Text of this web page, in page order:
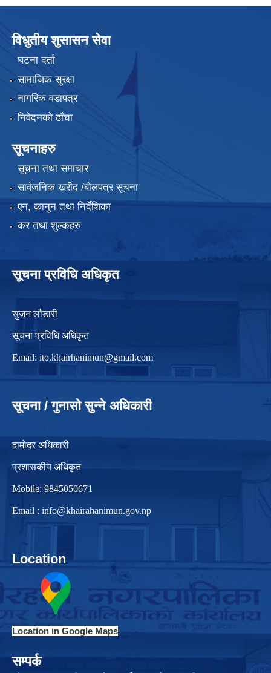
विधुतीय शुसासन सेवा
घटना दर्ता
सामाजिक सुरक्षा
नागरिक वडापत्र
निवेदनको ढाँचा
सूचनाहरु
सूचना तथा समाचार
सार्वजनिक खरीद /बोलपत्र सूचना
एन, कानुन तथा निर्देशिका
कर तथा शुल्कहरु
सूचना प्रविधि अधिकृत
सुजन लौडारी
सूचना प्रविधि अधिकृत
Email: ito.khairhanimun@gmail.com
सूचना / गुनासो सुन्ने अधिकारी
दामोदर अधिकारी
प्रशासकीय अधिकृत
Mobile: 9845050671
Email : info@khairahanimun.gov.np
Location
Location in Google Maps
सम्पर्क